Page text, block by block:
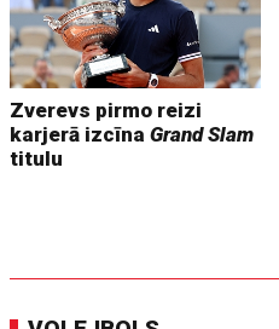
Zverevs pirmo reizi
karjerā izcīnaGrand Slam
titulu